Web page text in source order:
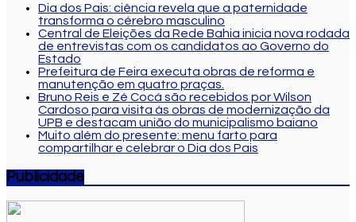
Dia dos Pais: ciência revela que a paternidade
transforma o cérebro masculino
Central de Eleições da Rede Bahia inicia nova rodada
de entrevistas com os candidatos ao Governo do
Estado
Prefeitura de Feira executa obras de reforma e
manutenção em quatro praças.
Bruno Reis e Zé Cocá são recebidos por Wilson
Cardoso para visita às obras de modernização da
UPB e destacam união do municipalismo baiano
Muito além do presente: menu farto para
compartilhar e celebrar o Dia dos Pais
Publicidade